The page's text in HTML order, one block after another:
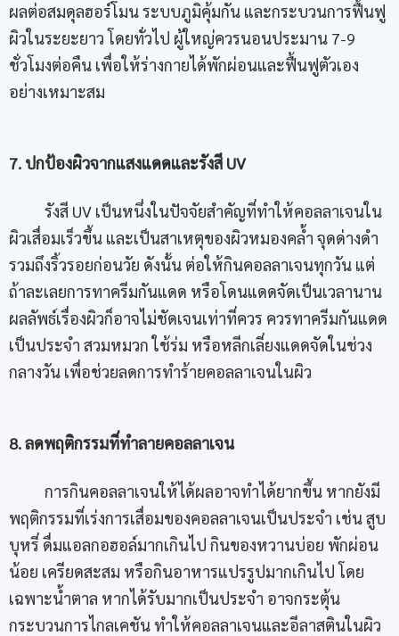
ผลต่อสมดุลฮอร์โมน ระบบภูมิคุ้มกัน และกระบวนการฟื้นฟู
ผิวในระยะยาว โดยทั่วไป ผู้ใหญ่ควรนอนประมาน 7-9
ชั่วโมงต่อคืน เพื่อให้ร่างกายได้พักผ่อนและฟื้นฟูตัวเอง
อย่างเหมาะสม
7. ปกป้องผิวจากแสงแดดและรังสี UV
รังสี UV เป็นหนึ่งในปัจจัยสำคัญที่ทำให้คอลลาเจนใน
ผิวเสื่อมเร็วขึ้น และเป็นสาเหตุของผิวหมองคล้ำ จุดด่างดำ
รวมถึงริ้วรอยก่อนวัย ดังนั้น ต่อให้กินคอลลาเจนทุกวัน แต่
ถ้าละเลยการทาครีมกันแดด หรือโดนแดดจัดเป็นเวลานาน
ผลลัพธ์เรื่องผิวก็อาจไม่ชัดเจนเท่าที่ควร ควรทาครีมกันแดด
เป็นประจำ สวมหมวก ใช้ร่ม หรือหลีกเลี่ยงแดดจัดในช่วง
กลางวัน เพื่อช่วยลดการทำร้ายคอลลาเจนในผิว
8. ลดพฤติกรรมที่ทำลายคอลลาเจน
การกินคอลลาเจนให้ได้ผลอาจทำได้ยากขึ้น หากยังมี
พฤติกรรมที่เร่งการเสื่อมของคอลลาเจนเป็นประจำ เช่น สูบ
บุหรี่ ดื่มแอลกอฮอล์มากเกินไป กินของหวานบ่อย พักผ่อน
น้อย เครียดสะสม หรือกินอาหารแปรรูปมากเกินไป โดย
เฉพาะน้ำตาล หากได้รับมากเป็นประจำ อาจกระตุ้น
กระบวนการไกลเคชัน ทำให้คอลลาเจนและอีลาสตินในผิว